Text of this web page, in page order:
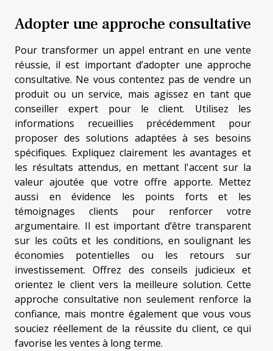
Adopter une approche consultative
Pour transformer un appel entrant en une vente
réussie, il est important d’adopter une approche
consultative. Ne vous contentez pas de vendre un
produit ou un service, mais agissez en tant que
conseiller expert pour le client. Utilisez les
informations recueillies précédemment pour
proposer des solutions adaptées à ses besoins
spécifiques. Expliquez clairement les avantages et
les résultats attendus, en mettant l'accent sur la
valeur ajoutée que votre offre apporte. Mettez
aussi en évidence les points forts et les
témoignages clients pour renforcer votre
argumentaire. Il est important d’être transparent
sur les coûts et les conditions, en soulignant les
économies potentielles ou les retours sur
investissement. Offrez des conseils judicieux et
orientez le client vers la meilleure solution. Cette
approche consultative non seulement renforce la
confiance, mais montre également que vous vous
souciez réellement de la réussite du client, ce qui
favorise les ventes à long terme.